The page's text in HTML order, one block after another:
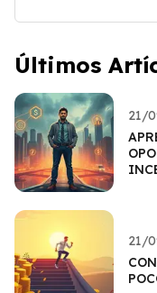
Últimos
21/
21/